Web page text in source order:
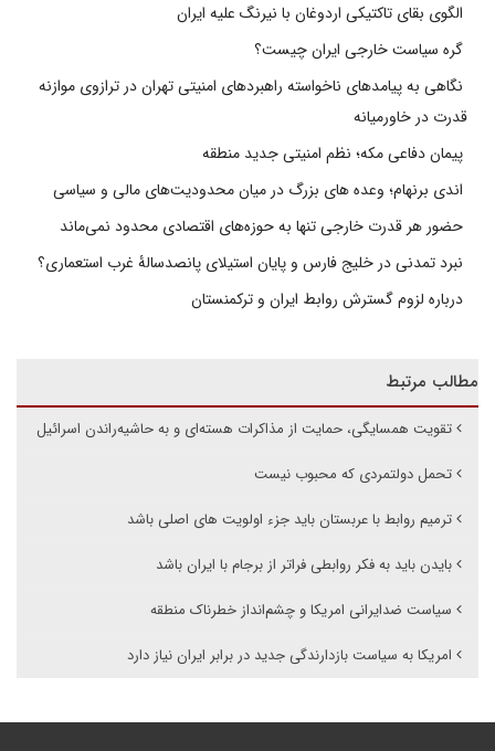
الگوی بقای تاکتیکی اردوغان با نیرنگ علیه ایران
گره سیاست خارجی ایران چیست؟
نگاهی به پیامدهای ناخواسته راهبردهای امنیتی تهران در ترازوی موازنه
قدرت در خاورمیانه
پیمان دفاعی مکه؛ نظم امنیتی جدید منطقه
اندی برنهام؛ وعده های بزرگ در میان محدودیت‌های مالی و سیاسی
حضور هر قدرت خارجی تنها به حوزه‌های اقتصادی محدود نمی‌ماند
نبرد تمدنی در خلیج فارس و پایان استیلای پانصدسالۀ غرب استعماری؟
درباره لزوم گسترش روابط ایران و ترکمنستان
مطالب مرتبط
تقویت همسایگی، حمایت از مذاکرات هسته‌ای و به حاشیه‌راندن اسرائیل
تحمل دولتمردی که محبوب نیست
ترمیم روابط با عربستان باید جزء اولویت های اصلی باشد
بایدن باید به فکر روابطی فراتر از برجام با ایران باشد
سیاست ضدایرانی امریکا و چشم‌انداز خطرناک منطقه
امریکا به سیاست بازدارندگی جدید در برابر ایران نیاز دارد